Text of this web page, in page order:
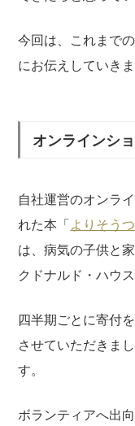
今回は、これまで
にお伝えしていきま
オンラインシ
自社運営のオンラ
れた本「 よりそう
は、病気の子供と
クドナルド・ハウ
四半期ごとに寄付
させていただきま
す。
ボランティアへ出